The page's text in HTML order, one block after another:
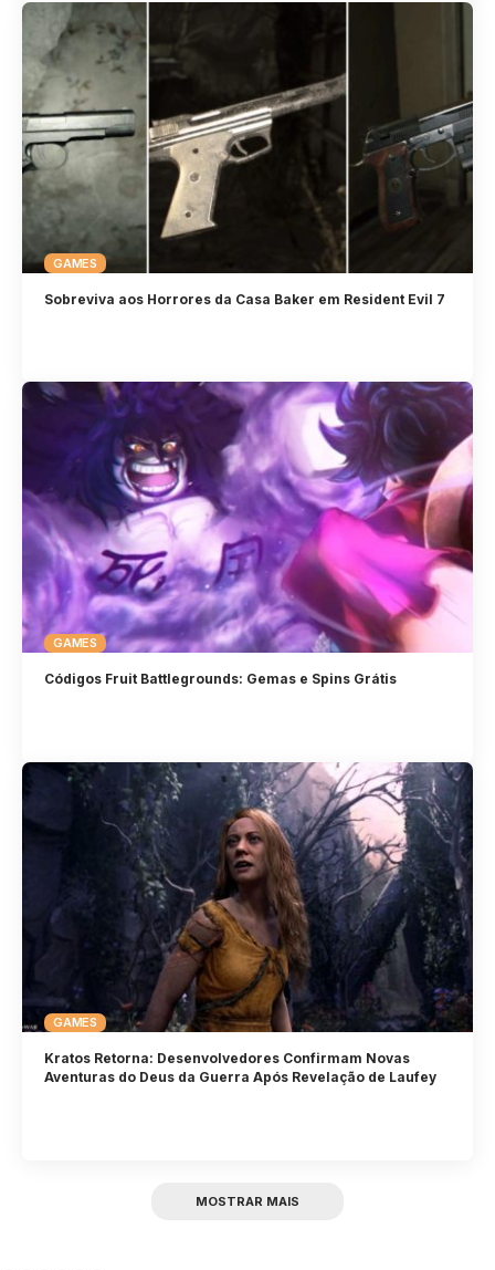
GAMES
Sobreviva aos Horrores da Casa Baker em Resident Evil 7
GAMES
Códigos Fruit Battlegrounds: Gemas e Spins Grátis
GAMES
Kratos Retorna: Desenvolvedores Confirmam Novas
Aventuras do Deus da Guerra Após Revelação de Laufey
MOSTRAR MAIS